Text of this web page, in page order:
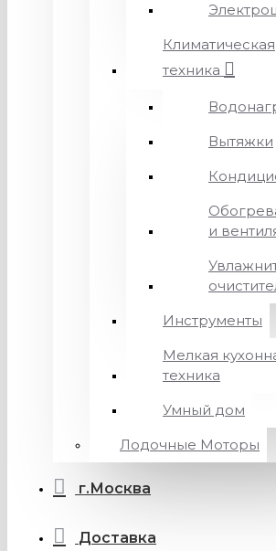
Климатическая
техника
Вытяжки
и
Инструменты
Мелкая
техника
Умный дом
Лодочные Моторы
г.Москва
Доставка